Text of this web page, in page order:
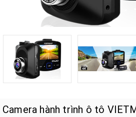
Camera hành trình ô tô